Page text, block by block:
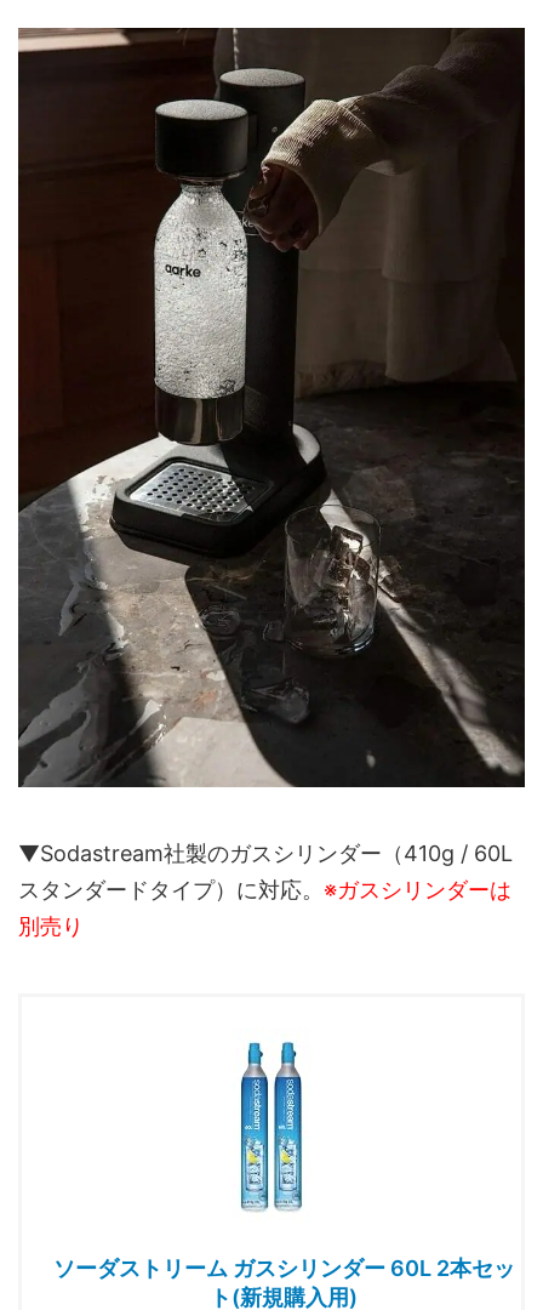
▼Sodastream社製のガスシリンダー（410g / 60L
スタンダードタイプ）に対応。 ※ガスシリンダーは
別売り
ソーダストリーム ガスシリンダー 60L 2本セッ
ト(新規購入用)